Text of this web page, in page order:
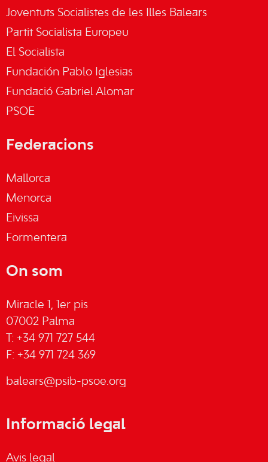
Joventuts Socialistes de les Illes Balears
Partit Socialista Europeu
El Socialista
Fundación Pablo Iglesias
Fundació Gabriel Alomar
PSOE
Federacions
Mallorca
Menorca
Eivissa
Formentera
On som
Miracle 1, 1er pis
07002 Palma
T: +34 971 727 544
F: +34 971 724 369
balears@psib-psoe.org
Informació legal
Avis legal